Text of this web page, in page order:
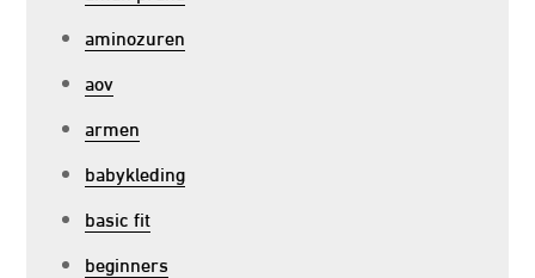
aminozuren
aov
armen
babykleding
basic fit
beginners